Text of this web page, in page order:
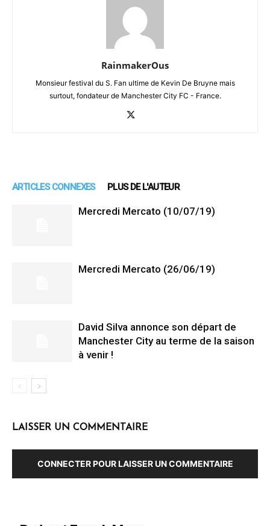
RainmakerOus
Monsieur festival du S. Fan ultime de Kevin De Bruyne mais
surtout, fondateur de Manchester City FC - France.
ARTICLES CONNEXES PLUS DE L'AUTEUR
Mercredi Mercato (10/07/19)
Mercredi Mercato (26/06/19)
David Silva annonce son départ de
Manchester City au terme de la saison
à venir !
LAISSER UN COMMENTAIRE
CONNECTER POUR LAISSER UN COMMENTAIRE